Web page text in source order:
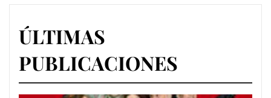
ÚLTIMAS
PUBLICACIONES